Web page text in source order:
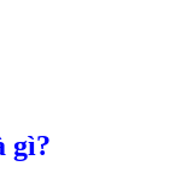
gì?